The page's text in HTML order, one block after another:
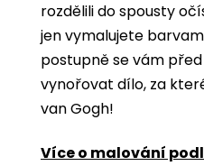
rozdělili do spousty
jen vymalujete
postupně se vám
vynořovat dílo, za
van Gogh!
Více o malování